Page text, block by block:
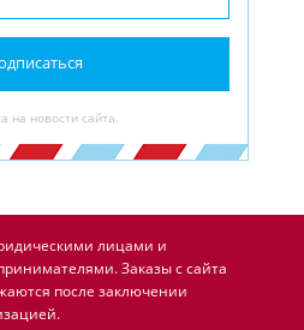
на новости сайта.
лицами и
Заказы с сайта
после заключении